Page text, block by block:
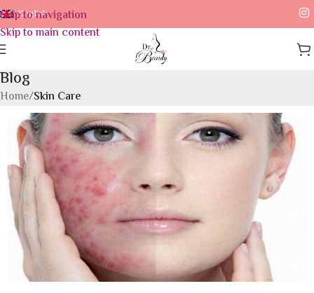
Skip to navigation
Skip to main content
English
Blog
Home/Skin Care